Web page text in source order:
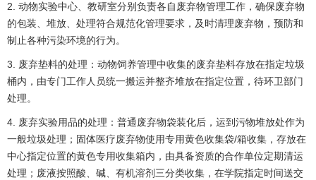
2. 动物实验中心、教研室分别负责各自废弃物管理工作，确保废弃物
的包装、堆放、处理符合规范化管理要求，及时清理废弃物，预防和
制止各种污染环境的行为。
3. 废弃垫料的处理：动物饲养管理中收集的废弃垫料存放在指定垃圾
桶内，由专门工作人员统一搬运并整齐堆放在指定位置，待环卫部门
处理。
4. 废弃实验用品的处理：普通废弃物袋装化后，运到污物堆放处作为
一般垃圾处理；固体医疗废弃物使用专用黄色收集袋/箱收集，存放在
中心指定位置的黄色专用收集箱内，由具备资质的合作单位定期清运
处理；废液按照酸、碱、有机溶剂三分类收集，在学院指定时间送交